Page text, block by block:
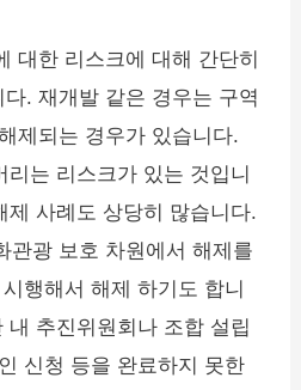
대한 리스크에 대해 간단히
. 재개발 같은 경우는 구역
제되는 경우가 있습니다.
는 리스크가 있는 것입니
제 사례도 상당히 많습니다.
관광 보호 차원에서 해제를
행해서 해제 하기도 합니
내 추진위원회나 조합 설립
신청 등을 완료하지 못한